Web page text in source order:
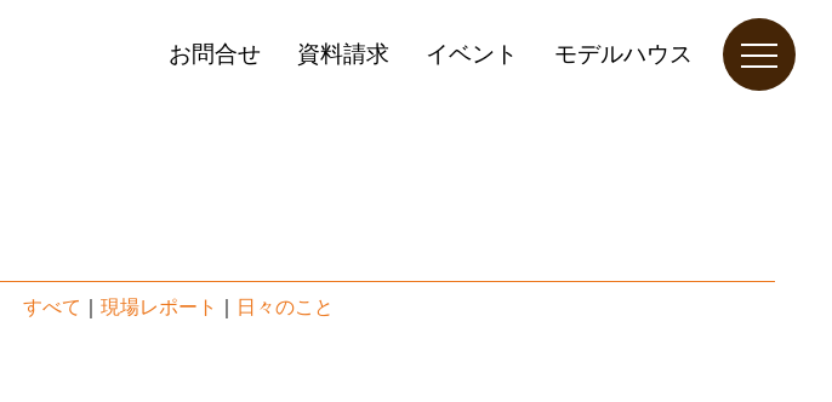
お問合せ 資料請求 イベント モデルハウス
すべて 現場レポート 日々のこと